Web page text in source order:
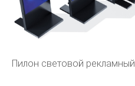
Пилон световой рекламный